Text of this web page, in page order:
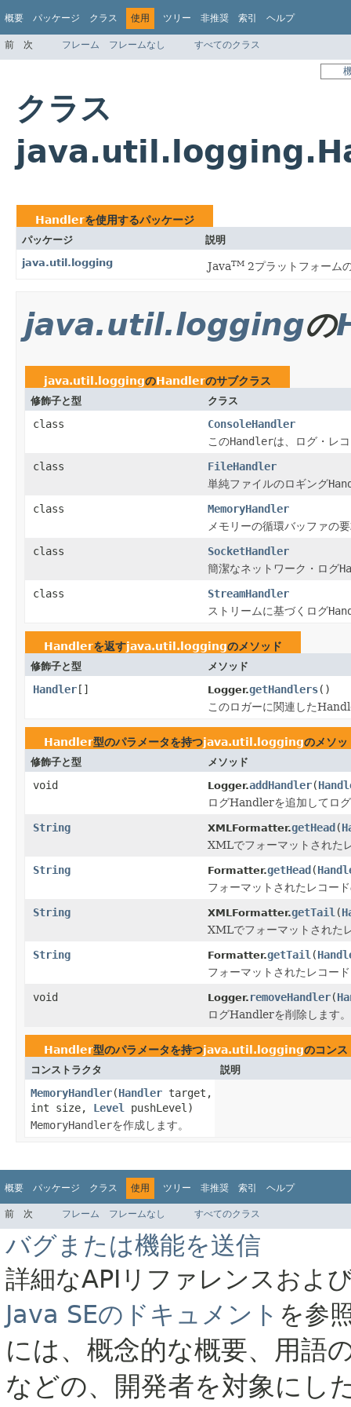
概要 パッケージ クラス 使用 ツリー 非推奨 索引 ヘルプ
前 次 フレーム フレームなし すべてのクラス
クラス
Handlerを使用するパッケージ
パッケージ
説明
java.util.logging
JavaTM 2プラットフォーム
java.util.loggingの
java.util.loggingのHandlerのサブクラス
修飾子と型 クラス
class
ConsoleHandler
このHandlerは、ログ・レ
class
FileHandler
単純ファイルのロギング
class
MemoryHandler
メモリーの循環バッファの
class
SocketHandler
簡潔なネットワーク・ログ
class
StreamHandler
ストリームに基づくログ
Handlerを返すjava.util.loggingのメソッド
修飾子と型 メソッド
Handler[] Logger.getHandlers()
このロガーに関連した
Handler型のパラメータを持つjava.util.loggingのメソッ
修飾子と型 メソッド
void Logger.addHandler(
ログHandlerを追加してロ
String
XMLFormatter.getHead(
XMLでフォーマットされた
String
Formatter.getHead(
フォーマットされたレコー
String
XMLFormatter.getTail (
XMLでフォーマットされた
String
Formatter.getTail (
フォーマットされたレコー
void
Logger. removeHandler(
ログHandlerを削除します。
Handler型のパラメータを持つjava.util.loggingのコンス
コンストラクタ 説明
MemoryHandler(Handler target,
int size, Level
pushLevel)
MemoryHandlerを作成します。
概要 パッケージ クラス 使用 ツリー 非推奨 索引 ヘルプ
前 次 フレーム フレームなし すべてのクラス
バグまたは機能を送信
詳細なAPIリファレンスおよ
Java SEのドキュメント を参
には、概念的な概要、用語
などの、開発者を対象にし